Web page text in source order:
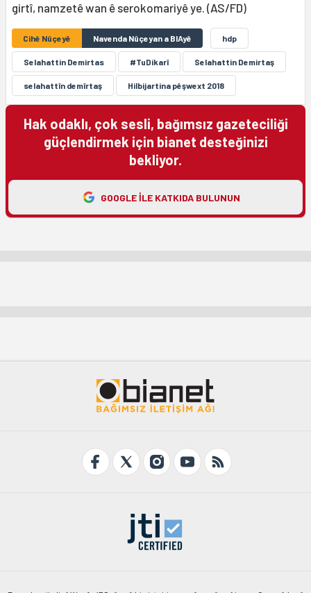
girtî, namzetê wan ê serokomariyê ye. (AS/FD)
Cihê Nûçeyê Navenda Nûçeyan a BIAyê hdp
Selahattin Demirtas #TuDikarî Selahattin Demirtaş
selahattîn demîrtaş Hilbijartina pêşwext 2018
Hak odaklı, çok sesli, bağımsız gazeteciliği
güçlendirmek için bianet desteğinizi
bekliyor.
GOOGLE ILE KATKIDA BULUNUN